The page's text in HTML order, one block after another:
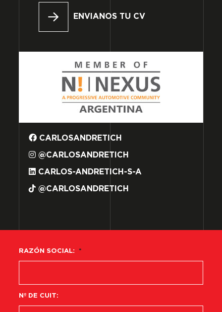
ENVIANOS TU CV
CARLOSANDRETICH
@CARLOSANDRETICH
CARLOS-ANDRETICH-S-A
@CARLOSANDRETICH
RAZÓN SOCIAL: *
Nº DE CUIT: